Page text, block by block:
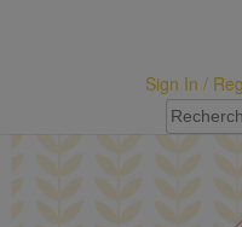
Sign In /
pour :